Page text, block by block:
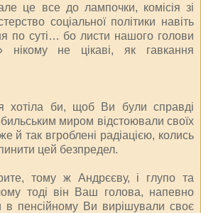
це все до лампочки, комісія зі
соціальної політики навіть
по суті… бо листи нашого голови
не цікаві, як гавкання
хотіла би, щоб Ви були справді
миром відстоювали своїх
й так вгроблені радіацією, колись
цей безпредел.
тому ж Андрєєву, і глупо та
тоді він Ваш голова, напевно
пенсійному Ви вирішували своє